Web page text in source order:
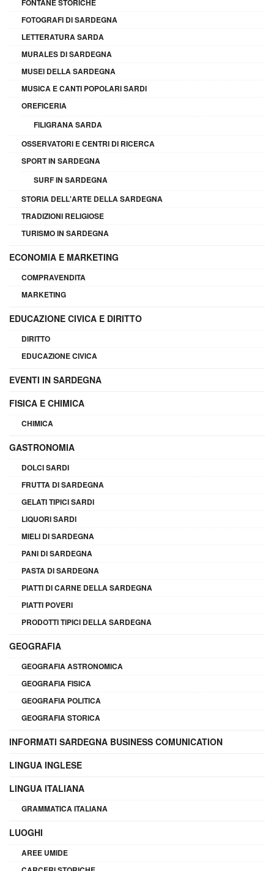
FONTANE STORICHE
FOTOGRAFI DI SARDEGNA
LETTERATURA SARDA
MURALES DI SARDEGNA
MUSEI DELLA SARDEGNA
MUSICA E CANTI POPOLARI SARDI
OREFICERIA
FILIGRANA SARDA
OSSERVATORI E CENTRI DI RICERCA
SPORT IN SARDEGNA
SURF IN SARDEGNA
STORIA DELL'ARTE DELLA SARDEGNA
TRADIZIONI RELIGIOSE
TURISMO IN SARDEGNA
ECONOMIA E MARKETING
COMPRAVENDITA
MARKETING
EDUCAZIONE CIVICA E DIRITTO
DIRITTO
EDUCAZIONE CIVICA
EVENTI IN SARDEGNA
FISICA E CHIMICA
CHIMICA
GASTRONOMIA
DOLCI SARDI
FRUTTA DI SARDEGNA
GELATI TIPICI SARDI
LIQUORI SARDI
MIELI DI SARDEGNA
PANI DI SARDEGNA
PASTA DI SARDEGNA
PIATTI DI CARNE DELLA SARDEGNA
PIATTI POVERI
PRODOTTI TIPICI DELLA SARDEGNA
GEOGRAFIA
GEOGRAFIA ASTRONOMICA
GEOGRAFIA FISICA
GEOGRAFIA POLITICA
GEOGRAFIA STORICA
INFORMATI SARDEGNA BUSINESS COMUNICATION
LINGUA INGLESE
LINGUA ITALIANA
GRAMMATICA ITALIANA
LUOGHI
AREE UMIDE